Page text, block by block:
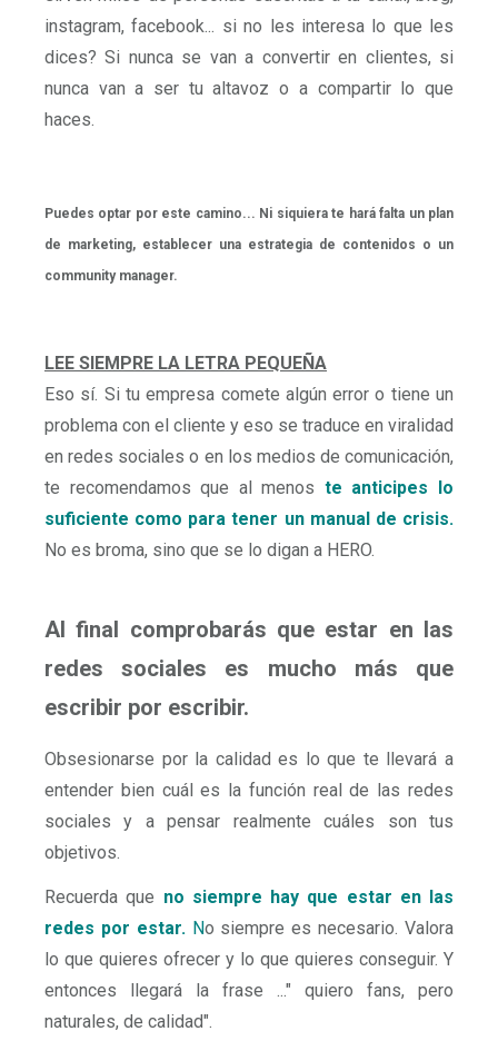
instagram, facebook... si no les interesa lo que les
dices? Si nunca se van a convertir en clientes, si
nunca van a ser tu altavoz o a compartir lo que
haces.
Puedes optar por este camino... Ni siquiera te hará falta un plan
de marketing, establecer una estrategia de contenidos o un
community manager.
LEE SIEMPRE LA LETRA PEQUEÑA
Eso sí. Si tu empresa comete algún error o tiene un
problema con el cliente y eso se traduce en viralidad
en redes sociales o en los medios de comunicación,
te recomendamos que al menos te anticipes lo
suficiente como para tener un manual de crisis.
No es broma, sino que se lo digan a HERO.
Al final comprobarás que estar en las
redes sociales es mucho más que
escribir por escribir.
Obsesionarse por la calidad es lo que te llevará a
entender bien cuál es la función real de las redes
sociales y a pensar realmente cuáles son tus
objetivos.
Recuerda que no siempre hay que estar en las
redes por estar.No siempre es necesario. Valora
lo que quieres ofrecer y lo que quieres conseguir. Y
entonces llegará la frase ..." quiero fans, pero
naturales, de calidad".